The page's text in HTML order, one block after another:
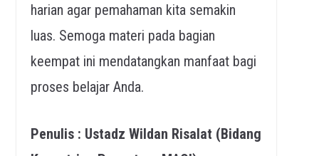
harian agar pemahaman kita semakin
luas. Semoga materi pada bagian
keempat ini mendatangkan manfaat bagi
proses belajar Anda.
Penulis : Ustadz Wildan Risalat (Bidang